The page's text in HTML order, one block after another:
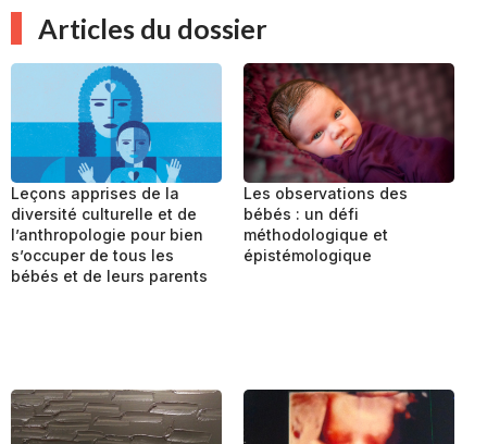
Articles du dossier
Leçons apprises de la
diversité culturelle et de
l’anthropologie pour bien
s’occuper de tous les
bébés et de leurs parents
Les observations des
bébés : un défi
méthodologique et
épistémologique